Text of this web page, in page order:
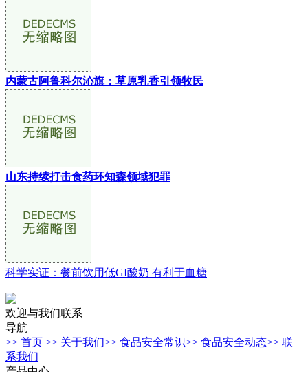
内蒙古阿鲁科尔沁旗：草原乳香引领牧民
山东持续打击食药环知森领域犯罪
科学实证：餐前饮用低GI酸奶 有利于血糖
欢迎与我们联系
导航
>> 首页 >> 关于我们>> 食品安全常识>> 食品安全动态>> 联
系我们